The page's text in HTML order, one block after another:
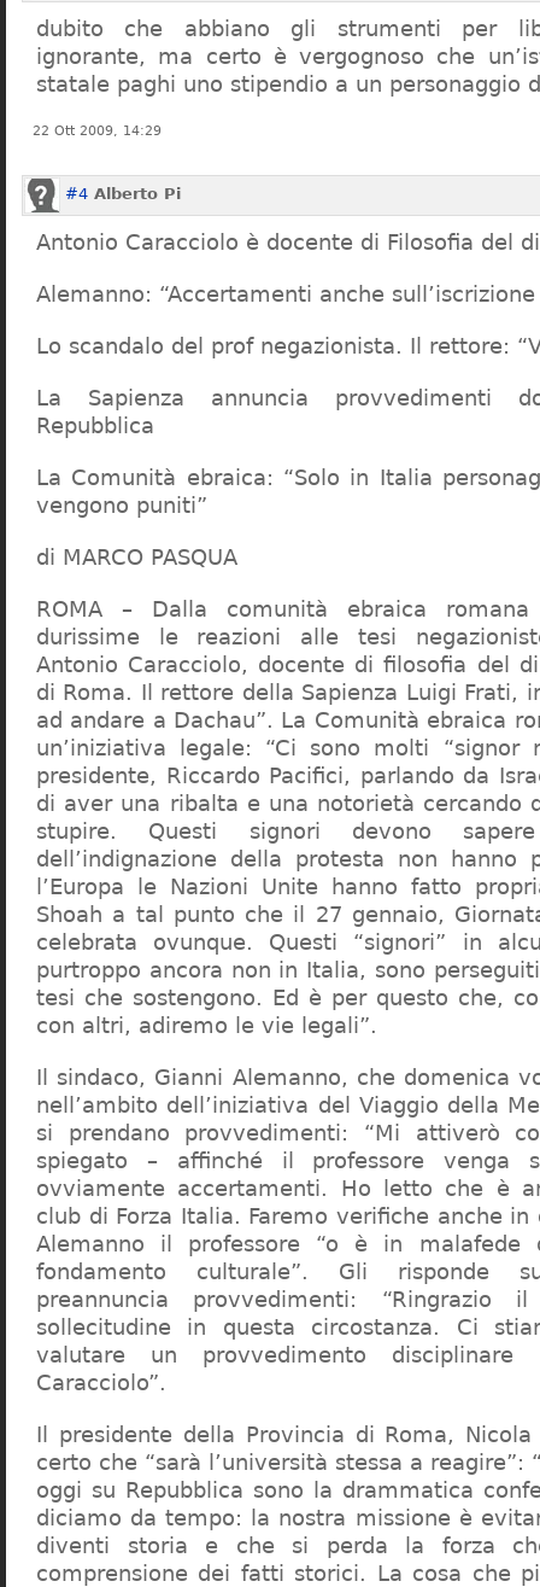
dubito che abbiano gli strumenti per
ignorante, ma certo è vergognoso che
statale paghi uno stipendio a un personaggio
22 Ott 2009, 14:29
#4 Alberto Pi
Antonio Caracciolo è docente di Filosofia del
Alemanno: “Accertamenti anche
Lo scandalo del prof negazionista. Il rettore:
La Sapienza annuncia provvedimenti
Repubblica
La Comunità ebraica: “Solo in Italia
vengono puniti”
di MARCO PASQUA
ROMA – Dalla comunità ebraica
durissime le reazioni alle tesi
Antonio Caracciolo, docente di filosofia del
di Roma. Il rettore della Sapienza Luigi Frati,
ad andare a Dachau”. La Comunità ebraica
un’iniziativa legale: “Ci sono molti “signor
presidente, Riccardo Pacifici, parlando da
di aver una ribalta e una notorietà cercando
stupire. Questi signori devono
dell’indignazione della protesta non hanno
l’Europa le Nazioni Unite hanno fatto
Shoah a tal punto che il 27 gennaio,
celebrata ovunque. Questi “signori” in
purtroppo ancora non in Italia, sono
tesi che sostengono. Ed è per questo che,
con altri, adiremo le vie legali”.
Il sindaco, Gianni Alemanno, che domenica
nell’ambito dell’iniziativa del Viaggio della
si prendano provvedimenti: “Mi attiverò
spiegato – affinché il professore venga
ovviamente accertamenti. Ho letto che è
club di Forza Italia. Faremo verifiche anche in
Alemanno il professore “o è in malafede
fondamento culturale”. Gli risponde
preannuncia provvedimenti:
sollecitudine in questa circostanza. Ci
valutare un provvedimento
Caracciolo”.
Il presidente della Provincia di Roma,
certo che “sarà l’università stessa a reagire”:
oggi su Repubblica sono la drammatica
diciamo da tempo: la nostra missione è
diventi storia e che si perda la forza
comprensione dei fatti storici. La cosa che